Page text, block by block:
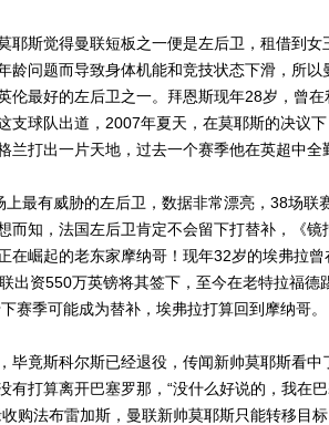
斯觉得曼联短板之一便是左后卫，租借到女
龄问题而导致身体机能和竞技状态下滑，所以
伦最好的左后卫之一。拜恩斯现年28岁，曾在
支球队出道，2007年夏天，在莫耶斯的决议
打出一片天地，过去一个赛季他在英超中全
最有威胁的左后卫，数据非常漂亮，38场联
而知，法国左后卫肯定不会留下打替补，《镜
在崛起的老东家摩纳哥！现年32岁的埃弗拉曾
出资550万英镑将其签下，至今在老特拉福德
赛季可能成为替补，埃弗拉打算回到摩纳哥。
竟斯科尔斯已经退役，传闻新帅莫耶斯看中
有打算离开巴塞罗那，“没什么好说的，我在
购法布雷加斯，曼联新帅莫耶斯只能转移目